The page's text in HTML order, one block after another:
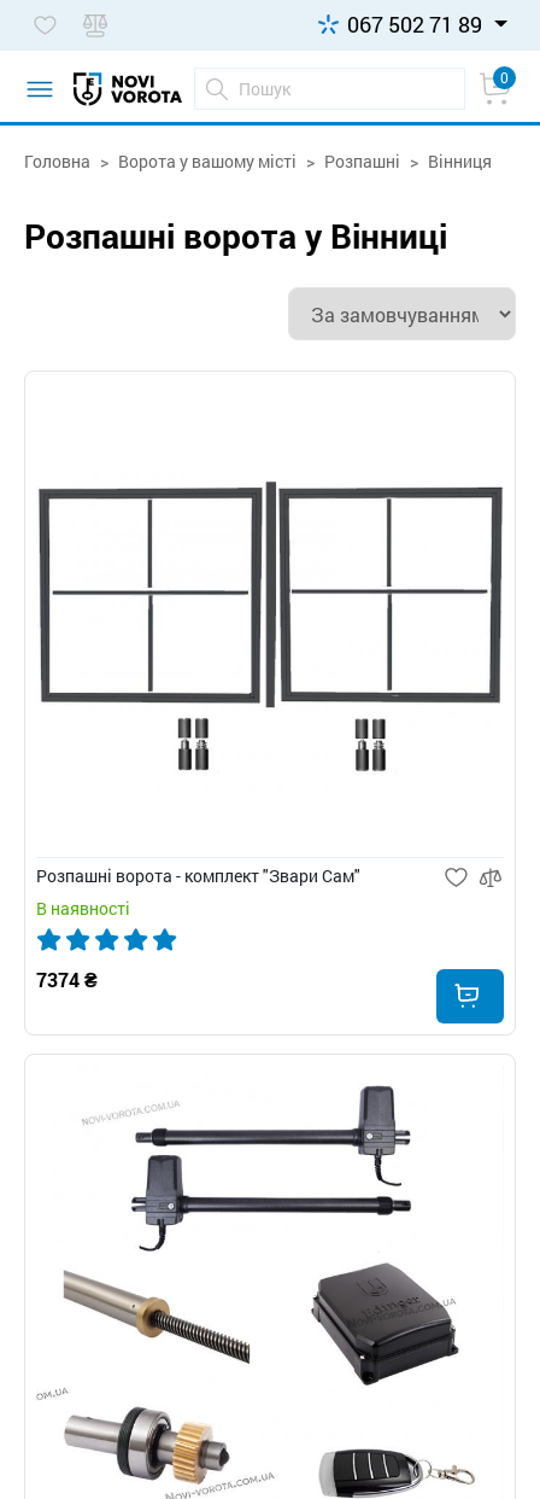
067 502 71 89
0
Головна Ворота у вашому місті Розпашні Вінниця
Розпашні ворота у Вінниці
Розпашні ворота - комплект "Звари Сам"
В наявності
7374 ₴